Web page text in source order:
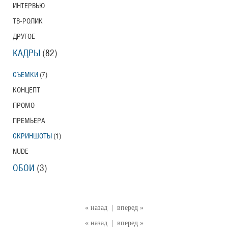
« назад
вперед »
« назад
вперед »
ИНТЕРВЬЮ
ТВ-РОЛИК
ДРУГОЕ
КАДРЫ (82)
СЪЕМКИ (7)
КОНЦЕПТ
ПРОМО
ПРЕМЬЕРА
СКРИНШОТЫ (1)
NUDE
ОБОИ (3)